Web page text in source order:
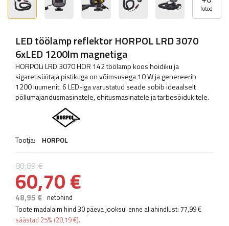
fotod
LED töölamp reflektor HORPOL LRD 3070
6xLED 1200lm magnetiga
HORPOLi LRD 3070 HOR 142 töölamp koos hoidiku ja
sigaretisüütaja pistikuga on võimsusega 10 W ja genereerib
1200 luumenit. 6 LED-iga varustatud seade sobib ideaalselt
põllumajandusmasinatele, ehitusmasinatele ja tarbesõidukitele.
Tootja: HORPOL
80,89 €
60,70 €
48,95 € netohind
Toote madalaim hind 30 päeva jooksul enne allahindlust: 77,99 €
säästad 25% (20,19 €).